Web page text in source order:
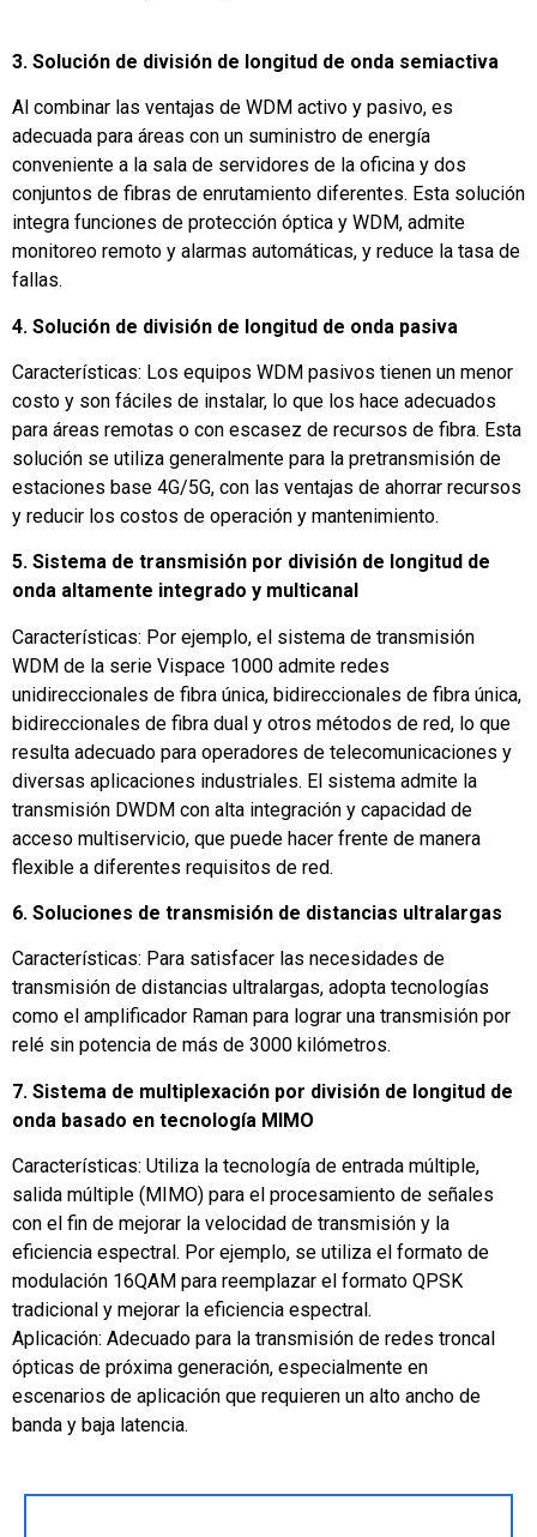
3. Solución de división de longitud de onda semiactiva
Al combinar las ventajas de WDM activo y pasivo, es
adecuada para áreas con un suministro de energía
conveniente a la sala de servidores de la oficina y dos
conjuntos de fibras de enrutamiento diferentes. Esta solución
integra funciones de protección óptica y WDM, admite
monitoreo remoto y alarmas automáticas, y reduce la tasa de
fallas.
4. Solución de división de longitud de onda pasiva
Características: Los equipos WDM pasivos tienen un menor
costo y son fáciles de instalar, lo que los hace adecuados
para áreas remotas o con escasez de recursos de fibra. Esta
solución se utiliza generalmente para la pretransmisión de
estaciones base 4G/5G, con las ventajas de ahorrar recursos
y reducir los costos de operación y mantenimiento.
5. Sistema de transmisión por división de longitud de
onda altamente integrado y multicanal
Características: Por ejemplo, el sistema de transmisión
WDM de la serie Vispace 1000 admite redes
unidireccionales de fibra única, bidireccionales de fibra única,
bidireccionales de fibra dual y otros métodos de red, lo que
resulta adecuado para operadores de telecomunicaciones y
diversas aplicaciones industriales. El sistema admite la
transmisión DWDM con alta integración y capacidad de
acceso multiservicio, que puede hacer frente de manera
flexible a diferentes requisitos de red.
6. Soluciones de transmisión de distancias ultralargas
Características: Para satisfacer las necesidades de
transmisión de distancias ultralargas, adopta tecnologías
como el amplificador Raman para lograr una transmisión por
relé sin potencia de más de 3000 kilómetros.
7. Sistema de multiplexación por división de longitud de
onda basado en tecnología MIMO
Características: Utiliza la tecnología de entrada múltiple,
salida múltiple (MIMO) para el procesamiento de señales
con el fin de mejorar la velocidad de transmisión y la
eficiencia espectral. Por ejemplo, se utiliza el formato de
modulación 16QAM para reemplazar el formato QPSK
tradicional y mejorar la eficiencia espectral.
Aplicación: Adecuado para la transmisión de redes troncal
ópticas de próxima generación, especialmente en
escenarios de aplicación que requieren un alto ancho de
banda y baja latencia.